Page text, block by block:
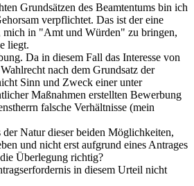
Grundsätzen des Beamtentums bin ich
verpflichtet. Das ist der eine
mich in "Amt und Würden" zu bringen,
liegt.
Da in diesem Fall das Interesse von
nach dem Grundsatz der
Sinn und Zweck einer unter
Maßnahmen erstellten Bewerbung
falsche Verhältnisse (mein
der Natur dieser beiden Möglichkeiten,
und nicht erst aufgrund eines Antrages
Überlegung richtig?
in diesem Urteil nicht